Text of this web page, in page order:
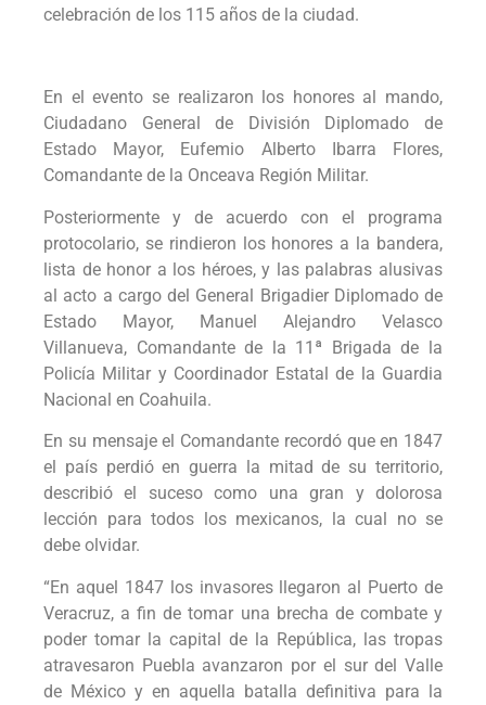
celebración de los 115 años de la ciudad.
En el evento se realizaron los honores al mando,
Ciudadano General de División Diplomado de
Estado Mayor, Eufemio Alberto Ibarra Flores,
Comandante de la Onceava Región Militar.
Posteriormente y de acuerdo con el programa
protocolario, se rindieron los honores a la bandera,
lista de honor a los héroes, y las palabras alusivas
al acto a cargo del General Brigadier Diplomado de
Estado Mayor, Manuel Alejandro Velasco
Villanueva, Comandante de la 11ª Brigada de la
Policía Militar y Coordinador Estatal de la Guardia
Nacional en Coahuila.
En su mensaje el Comandante recordó que en 1847
el país perdió en guerra la mitad de su territorio,
describió el suceso como una gran y dolorosa
lección para todos los mexicanos, la cual no se
debe olvidar.
“En aquel 1847 los invasores llegaron al Puerto de
Veracruz, a fin de tomar una brecha de combate y
poder tomar la capital de la República, las tropas
atravesaron Puebla avanzaron por el sur del Valle
de México y en aquella batalla definitiva para la